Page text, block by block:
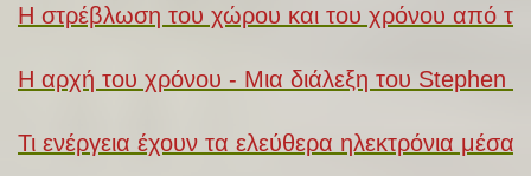
Η στρέβλωση του χώρου και του χρόνου από την
Η αρχή του χρόνου - Μια διάλεξη του Stephen
Τι ενέργεια έχουν τα ελεύθερα ηλεκτρόνια